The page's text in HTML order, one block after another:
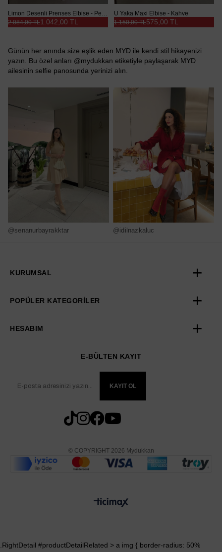
Limon Desenli Prenses Elbise - Pembe
1.042,00 TL
2.084,00 TL
U Yaka Maxi Elbise - Kahve
575,00 TL
1.150,00 TL
Günün her anında size eşlik eden MYD ile kendi stil hikayenizi
yazın. Bu özel anları @mydukkan etiketiyle paylaşarak MYD
ailesinin selfie panosunda yerinizi alın.
@senanurbayrakktar @idilnazkaluc
KURUMSAL
POPÜLER KATEGORİLER
HESABIM
E-BÜLTEN KAYIT
KAYIT OL
© COPYRIGHT 2026 Mydukkan
.RightDetail #productDetailRelated > a img { border-radius: 50%